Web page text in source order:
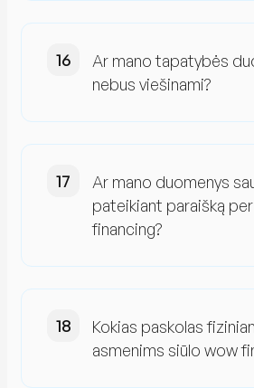
Ar mano tapatybės
nebus viešinami?
Ar mano duomenys
pateikiant paraišką
financing?
Kokias paskolas
asmenims siūlo wow